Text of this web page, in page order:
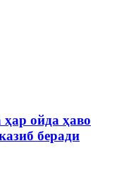
ойда ҳаво
беради